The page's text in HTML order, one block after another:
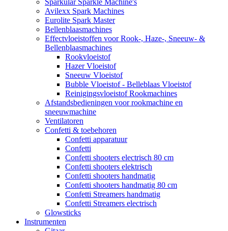
Sparkular Sparkle Machine's
Avilexx Spark Machines
Eurolite Spark Master
Bellenblaasmachines
Effectvloeistoffen voor Rook-, Haze-, Sneeuw- &
Bellenblaasmachines
Rookvloeistof
Hazer Vloeistof
Sneeuw Vloeistof
Bubble Vloeistof - Belleblaas Vloeistof
Reinigingsvloeistof Rookmachines
Afstandsbedieningen voor rookmachine en
sneeuwmachine
Ventilatoren
Confetti & toebehoren
Confetti apparatuur
Confetti
Confetti shooters electrisch 80 cm
Confetti shooters elektrisch
Confetti shooters handmatig
Confetti shooters handmatig 80 cm
Confetti Streamers handmatig
Confetti Streamers electrisch
Glowsticks
Instrumenten